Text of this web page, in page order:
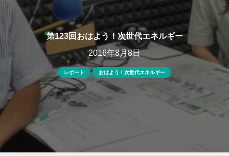
第123回おはよう！次世代エネルギー
2016年8月8日
レポート おはよう！次世代エネルギー